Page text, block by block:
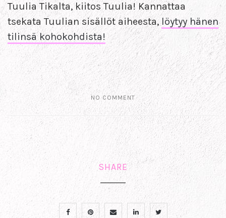
Tuulia Tikalta, kiitos Tuulia! Kannattaa
tsekata Tuulian sisällöt aiheesta, löytyy hänen
tilinsä kohokohdista!
NO COMMENT
SHARE